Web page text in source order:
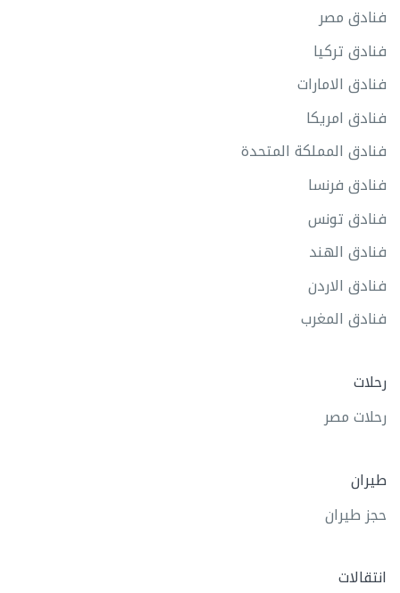
فنادق مصر
فنادق تركيا
فنادق الامارات
فنادق امريكا
فنادق المملكة المتحدة
فنادق فرنسا
فنادق تونس
فنادق الهند
فنادق الاردن
فنادق المغرب
رحلات
رحلات مصر
طيران
حجز طيران
انتقالات